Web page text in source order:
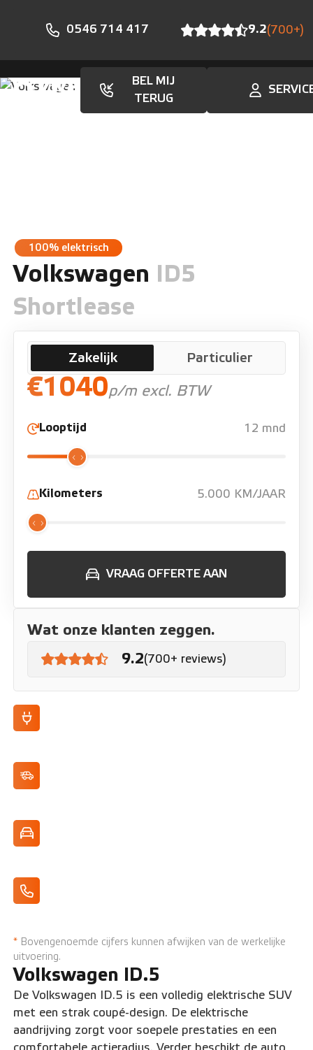
0546 714 417 9.2(700+)
BEL MIJ
TERUG
100% elektrisch
Volkswagen ID5
Shortlease
* Bovengenoemde cijfers kunnen afwijken van de werkelijke
uitvoering.
Volkswagen ID.5
De Volkswagen ID.5 is een volledig elektrische SUV
met een strak coupé-design. De elektrische
aandrijving zorgt voor soepele prestaties en een
Zakelijk Particulier
€1040p/m excl. BTW
Looptijd 12 mnd
Kilometers 5.000 KM/JAAR
VRAAG OFFERTE AAN
Wat onze klanten zeggen.
9.2(700+ reviews)